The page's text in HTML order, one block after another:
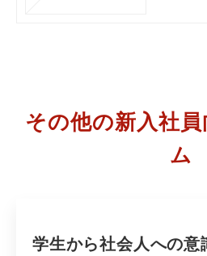
その他の新入社
ム
学生から社会人への意